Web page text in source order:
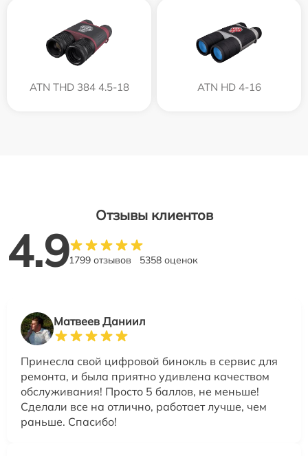
ATN THD 384 4.5-18 ATN HD 4-16
Отзывы клиентов
4.91799 отзывов 5358 оценок
Матвеев Даниил
Принесла свой цифровой бинокль в сервис для
ремонта, и была приятно удивлена качеством
обслуживания! Просто 5 баллов, не меньше!
Сделали все на отлично, работает лучше, чем
раньше. Спасибо!